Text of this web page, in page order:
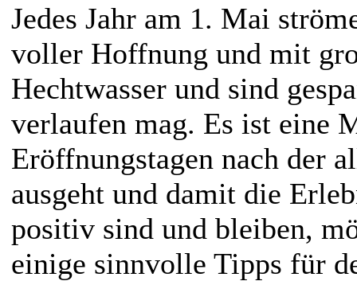
Jedes Jahr am 1. Mai
voller Hoffnung und mit
Hechtwasser und sind
verlaufen mag. Es ist eine
Eröffnungstagen nach der
ausgeht und damit die
positiv sind und bleiben,
einige sinnvolle Tipps für